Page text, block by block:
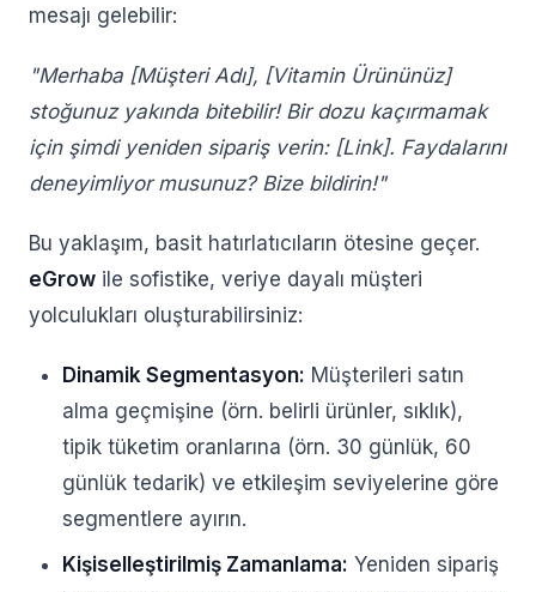
mesajı gelebilir:
"Merhaba [Müşteri Adı], [Vitamin Ürününüz]
stoğunuz yakında bitebilir! Bir dozu kaçırmamak
için şimdi yeniden sipariş verin: [Link]. Faydalarını
deneyimliyor musunuz? Bize bildirin!"
Bu yaklaşım, basit hatırlatıcıların ötesine geçer.
eGrow ile sofistike, veriye dayalı müşteri
yolculukları oluşturabilirsiniz:
Dinamik Segmentasyon: Müşterileri satın
alma geçmişine (örn. belirli ürünler, sıklık),
tipik tüketim oranlarına (örn. 30 günlük, 60
günlük tedarik) ve etkileşim seviyelerine göre
segmentlere ayırın.
Kişiselleştirilmiş Zamanlama: Yeniden sipariş